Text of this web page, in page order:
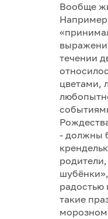
Вообще
течении
цветами,
- должны
радостью
такие